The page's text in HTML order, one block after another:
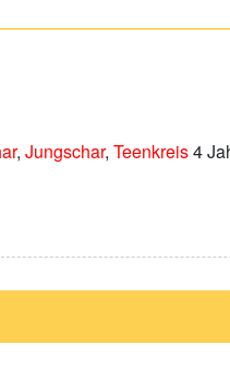
,Jungschar,Teenkreis4